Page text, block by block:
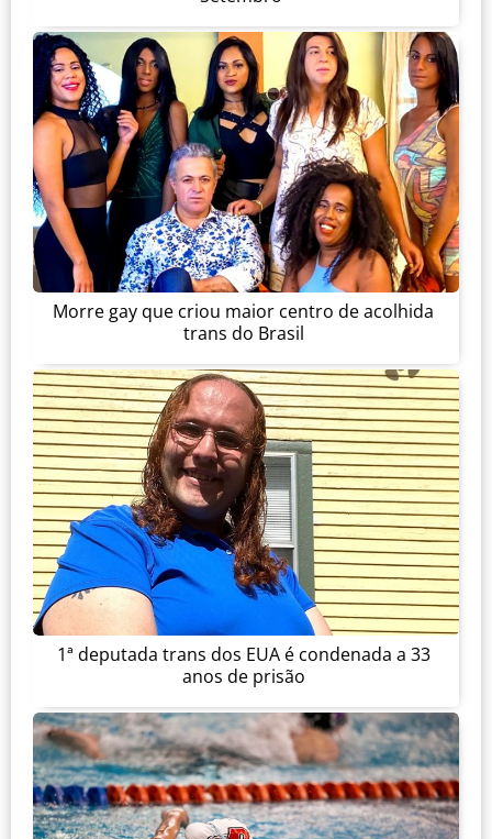
Morre gay que criou maior centro de acolhida
trans do Brasil
1ª deputada trans dos EUA é condenada a 33
anos de prisão